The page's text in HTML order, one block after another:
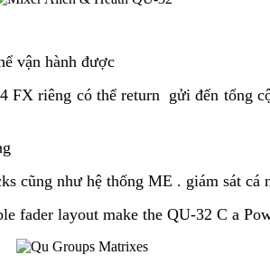
vận hành được
FX riêng có thể return gửi đến tổng
cũng như hệ thống ME . giám sát cá
fader layout make the QU-32 C a